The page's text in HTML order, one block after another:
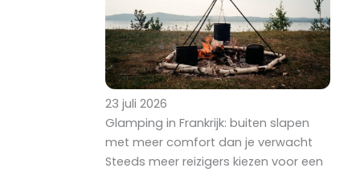
23 juli 2026
Glamping in Frankrijk: buiten slapen
met meer comfort dan je verwacht
Steeds meer reizigers kiezen voor een